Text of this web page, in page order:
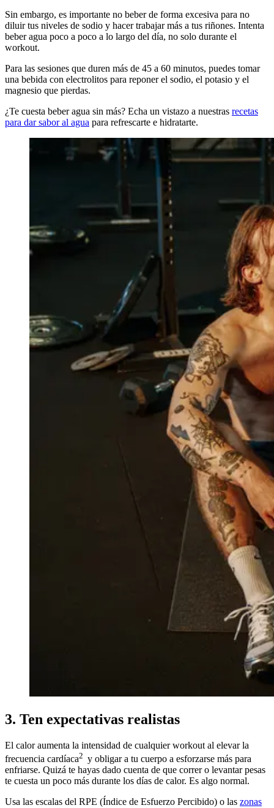
Sin embargo, es importante no beber de forma excesiva para no
diluir tus niveles de sodio y hacer trabajar más a tus riñones. Intenta
beber agua poco a poco a lo largo del día, no solo durante el
workout.
Para las sesiones que duren más de 45 a 60 minutos, puedes tomar
una bebida con electrolitos para reponer el sodio, el potasio y el
magnesio que pierdas.
¿Te cuesta beber agua sin más? Echa un vistazo a nuestras recetas
para dar sabor al agua para refrescarte e hidratarte.
3. Ten expectativas realistas
El calor aumenta la intensidad de cualquier workout al elevar la
frecuencia cardíaca2 y obligar a tu cuerpo a esforzarse más para
enfriarse. Quizá te hayas dado cuenta de que correr o levantar pesas
te cuesta un poco más durante los días de calor. Es algo normal.
Usa las escalas del RPE (Índice de Esfuerzo Percibido) o las zonas